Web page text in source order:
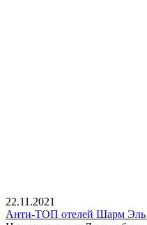
22.11.2021
Анти-ТОП отелей Шарм